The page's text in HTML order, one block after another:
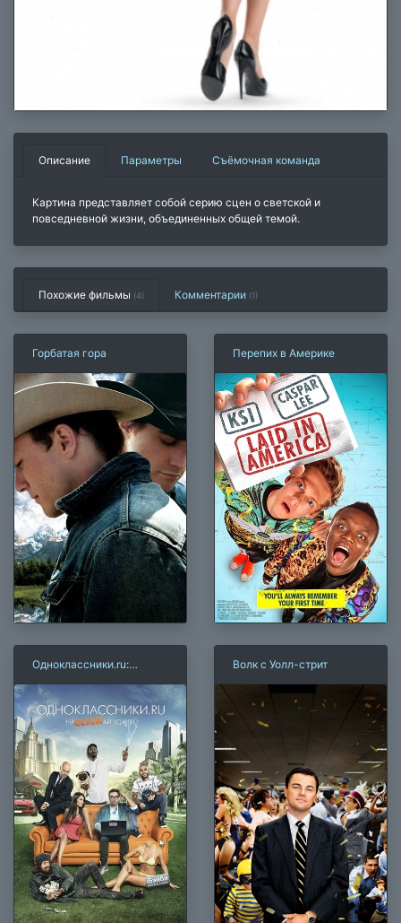
Описание Параметры Съёмочная команда
Картина представляет собой серию сцен о светской и
повседневной жизни, объединенных общей темой.
Похожие фильмы (4) Комментарии (1)
Горбатая гора Перепих в Америке
Одноклассники.ru:
Волк с Уолл-стрит